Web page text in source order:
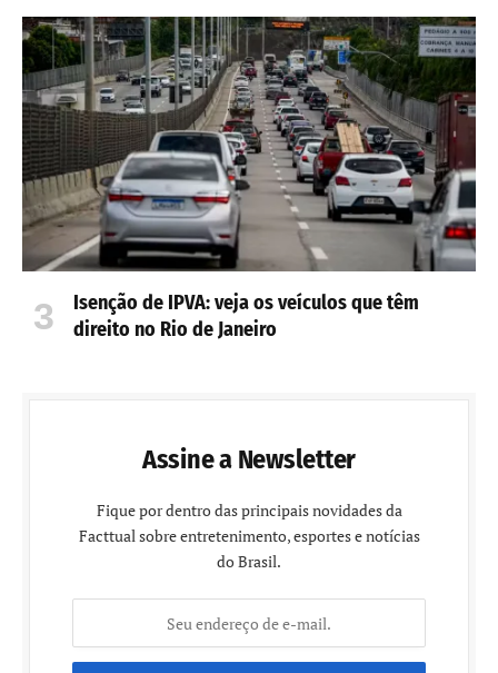
Isenção de IPVA: veja os veículos que têm
direito no Rio de Janeiro
Assine a Newsletter
Fique por dentro das principais novidades da
Facttual sobre entretenimento, esportes e notícias
do Brasil.